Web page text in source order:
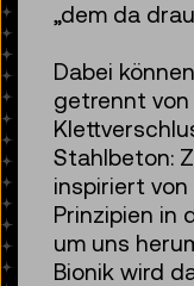
„dem da
Dabei
getrennt von
Stahlbeton:
inspiriert
Prinzipien in
um uns
Bionik wird